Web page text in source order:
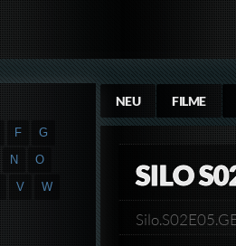
NEU FILME
SILO
F
G
N
O
V
W